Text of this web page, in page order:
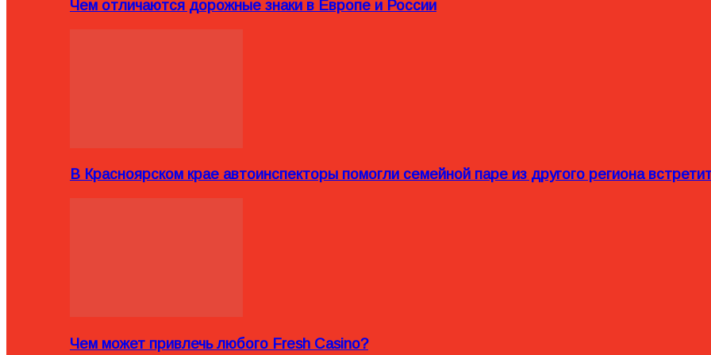
Чем отличаются дорожные знаки в Европе и России
В Красноярском крае автоинспекторы помогли семейной паре из другого региона
Чем может привлечь любого Fresh Casino?